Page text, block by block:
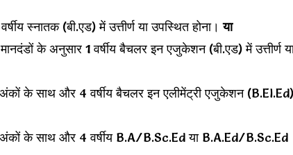
स्नातक (बी.एड) में उत्तीर्ण या उपस्थित होना।या
के अनुसार 1 वर्षीय बैचलर इन एजुकेशन (बी.एड) में उत्तीर्ण
के साथ और 4 वर्षीय बैचलर इन एलीमेंट्री एजुकेशन (B.El.Ed)
के साथ और 4 वर्षीय B.A/B.Sc.Ed या B.A.Ed/B.Sc.Ed